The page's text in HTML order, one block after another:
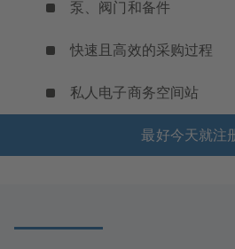
泵、阀门和备件
快速且高效的采购过程
私人电子商务空间站
最好今天就注